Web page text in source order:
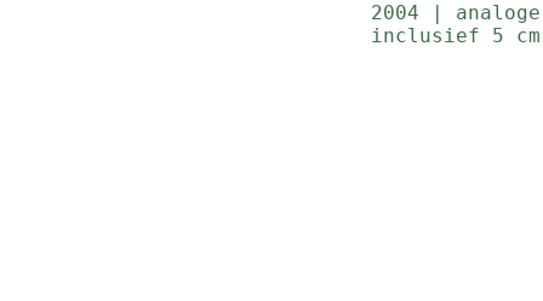
2004 |
inclusief 5